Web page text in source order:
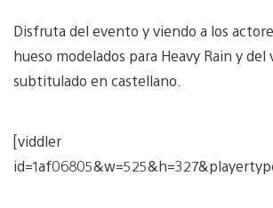
Disfruta del evento y viendo a los
hueso modelados para Heavy Rain y del
subtitulado en castellano.
[viddler